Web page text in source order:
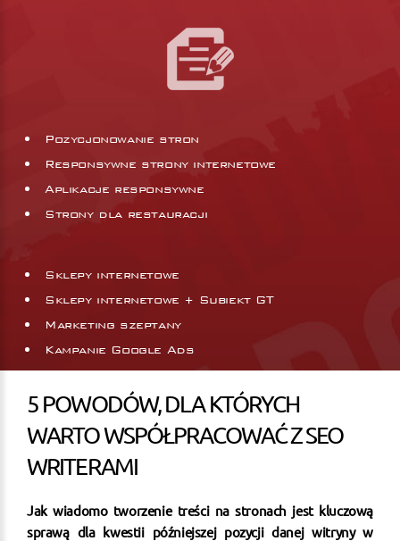
Pozycjonowanie stron
Responsywne strony internetowe
Aplikacje responsywne
Strony dla restauracji
Sklepy internetowe
Sklepy internetowe + Subiekt GT
Marketing szeptany
Kampanie Google Ads
5 POWODÓW, DLA KTÓRYCH
WARTO WSPÓŁPRACOWAĆ Z SEO
WRITERAMI
Jak wiadomo tworzenie treści na stronach jest kluczową
sprawą dla kwestii późniejszej pozycji danej witryny w